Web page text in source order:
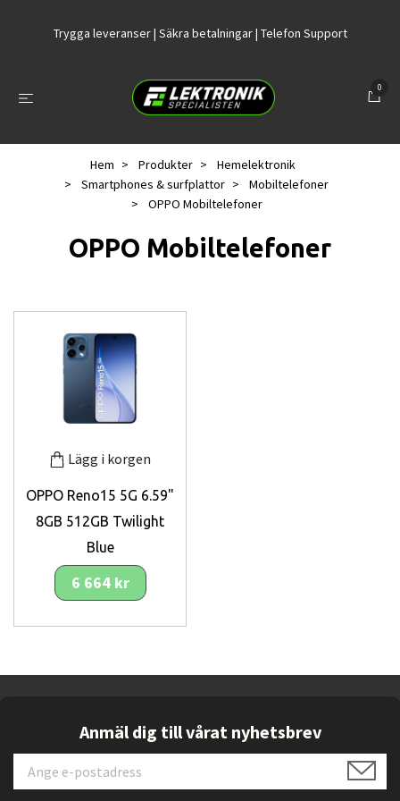
Trygga leveranser | Säkra betalningar | Telefon Support
0
Hem Produkter
Hemelektronik
Smartphones & surfplattor
Mobiltelefoner
OPPO Mobiltelefoner
OPPO Mobiltelefoner
Lägg i korgen
OPPO Reno15 5G 6.59"
8GB 512GB Twilight
Blue
6 664 kr
Anmäl dig till vårat nyhetsbrev